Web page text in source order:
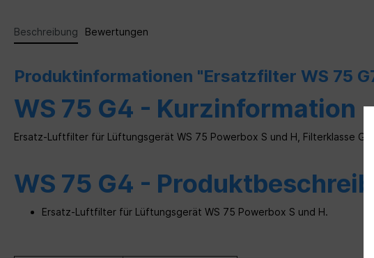
Beschreibung Bewertungen
Produktinformationen "Ersatzfilter WS 75
WS 75 G4 - Kurzinformation
Ersatz-Luftfilter für Lüftungsgerät WS 75 Powerbox S und H, Filterklasse
WS 75 G4 -
Ersatz-Luftfilter für Lüftungsgerät WS 75 Powerbox S und H.